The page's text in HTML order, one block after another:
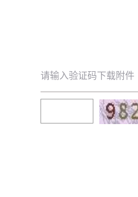
请输入验证码下载附件